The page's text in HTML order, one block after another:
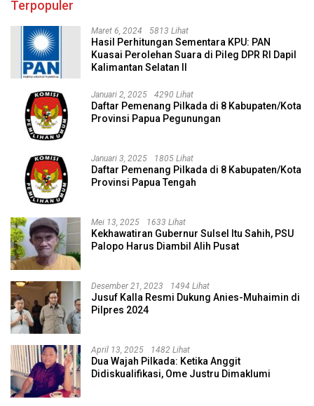
Terpopuler
Maret 6, 2024 5813 Lihat
Hasil Perhitungan Sementara KPU: PAN
Kuasai Perolehan Suara di Pileg DPR RI Dapil
Kalimantan Selatan II
Januari 2, 2025 4290 Lihat
Daftar Pemenang Pilkada di 8 Kabupaten/Kota
Provinsi Papua Pegunungan
Januari 3, 2025 1805 Lihat
Daftar Pemenang Pilkada di 8 Kabupaten/Kota
Provinsi Papua Tengah
Mei 13, 2025 1633 Lihat
Kekhawatiran Gubernur Sulsel Itu Sahih, PSU
Palopo Harus Diambil Alih Pusat
Desember 21, 2023 1494 Lihat
Jusuf Kalla Resmi Dukung Anies-Muhaimin di
Pilpres 2024
April 13, 2025 1482 Lihat
Dua Wajah Pilkada: Ketika Anggit
Didiskualifikasi, Ome Justru Dimaklumi